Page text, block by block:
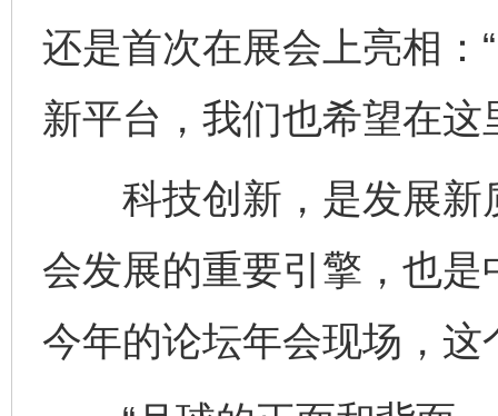
还是首次在展会上亮相：
新平台，我们也希望在
科技创新，是发展新
会发展的重要引擎，也
今年的论坛年会现场，